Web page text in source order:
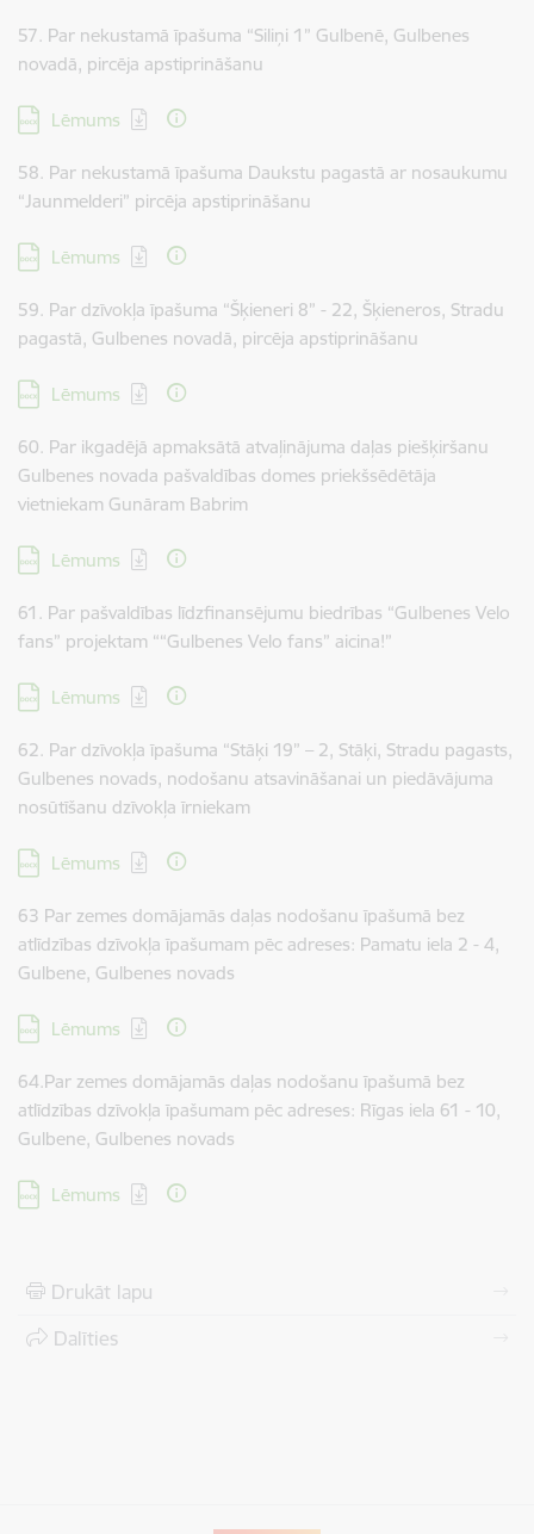
57. Par nekustamā īpašuma “Siliņi 1” Gulbenē, Gulbenes
novadā, pircēja apstiprināšanu
Lejupielādēt:
Lēmums
58. Par nekustamā īpašuma Daukstu pagastā ar nosaukumu
“Jaunmelderi” pircēja apstiprināšanu
Lejupielādēt:
Lēmums
59. Par dzīvokļa īpašuma “Šķieneri 8” - 22, Šķieneros, Stradu
pagastā, Gulbenes novadā, pircēja apstiprināšanu
Lejupielādēt:
Lēmums
60. Par ikgadējā apmaksātā atvaļinājuma daļas piešķiršanu
Gulbenes novada pašvaldības domes priekšsēdētāja
vietniekam Gunāram Babrim
Lejupielādēt:
Lēmums
61. Par pašvaldības līdzfinansējumu biedrības “Gulbenes Velo
fans” projektam ““Gulbenes Velo fans” aicina!”
Lejupielādēt:
Lēmums
62. Par dzīvokļa īpašuma “Stāķi 19” – 2, Stāķi, Stradu pagasts,
Gulbenes novads, nodošanu atsavināšanai un piedāvājuma
nosūtīšanu dzīvokļa īrniekam
Lejupielādēt:
Lēmums
63 Par zemes domājamās daļas nodošanu īpašumā bez
atlīdzības dzīvokļa īpašumam pēc adreses: Pamatu iela 2 - 4,
Gulbene, Gulbenes novads
Lejupielādēt:
Lēmums
64.Par zemes domājamās daļas nodošanu īpašumā bez
atlīdzības dzīvokļa īpašumam pēc adreses: Rīgas iela 61 - 10,
Gulbene, Gulbenes novads
Lejupielādēt:
Lēmums
Drukāt lapu
Dalīties